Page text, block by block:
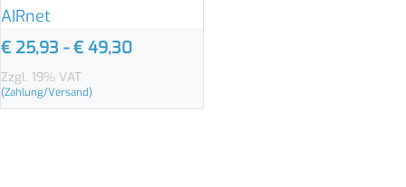
AIRnet
€ 25,93 -€ 49,30
Zzgl. 19% VAT
(Zahlung/Versand)